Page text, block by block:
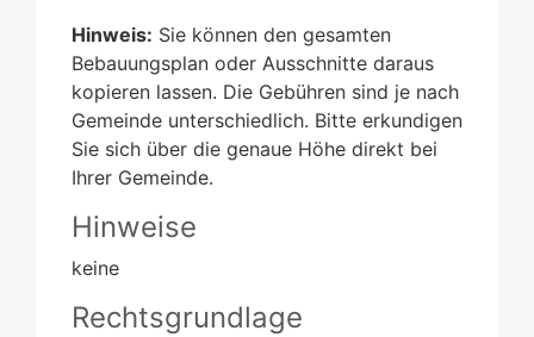
Hinweis: Sie können den gesamten
Bebauungsplan oder Ausschnitte daraus
kopieren lassen. Die Gebühren sind je nach
Gemeinde unterschiedlich. Bitte erkundigen
Sie sich über die genaue Höhe direkt bei
Ihrer Gemeinde.
Hinweise
keine
Rechtsgrundlage